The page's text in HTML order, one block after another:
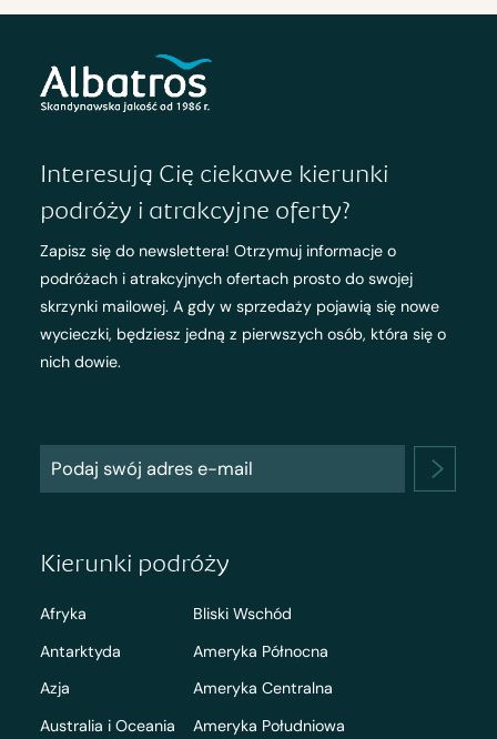
Interesują Cię ciekawe kierunki
podróży i atrakcyjne oferty?
Zapisz się do newslettera! Otrzymuj informacje o
podróżach i atrakcyjnych ofertach prosto do swojej
skrzynki mailowej. A gdy w sprzedaży pojawią się nowe
wycieczki, będziesz jedną z pierwszych osób, która się o
nich dowie.
Kierunki podróży
Afryka
Antarktyda
Azja
Australia i Oceania
Bliski Wschód
Ameryka Północna
Ameryka Centralna
Ameryka Południowa